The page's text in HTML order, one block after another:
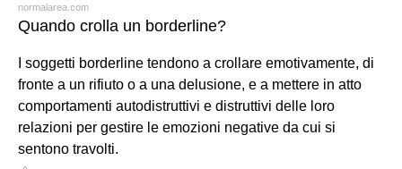
normalarea.com
Quando crolla un borderline?
I soggetti borderline tendono a crollare emotivamente, di
fronte a un rifiuto o a una delusione, e a mettere in atto
comportamenti autodistruttivi e distruttivi delle loro
relazioni per gestire le emozioni negative da cui si
sentono travolti.